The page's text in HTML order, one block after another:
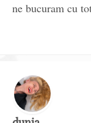
ne bucuram cu